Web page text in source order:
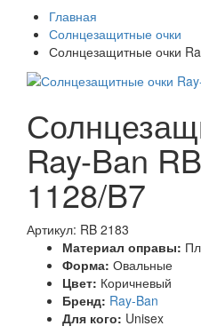
Главная
Солнцезащитные очки
Солнцезащитные очки
Ray-Ban
1128/B7
Артикул: RB 2183
Материал оправы:
Форма: Овальные
Цвет: Коричневый
Бренд: Ray-Ban
Для кого: Unisex